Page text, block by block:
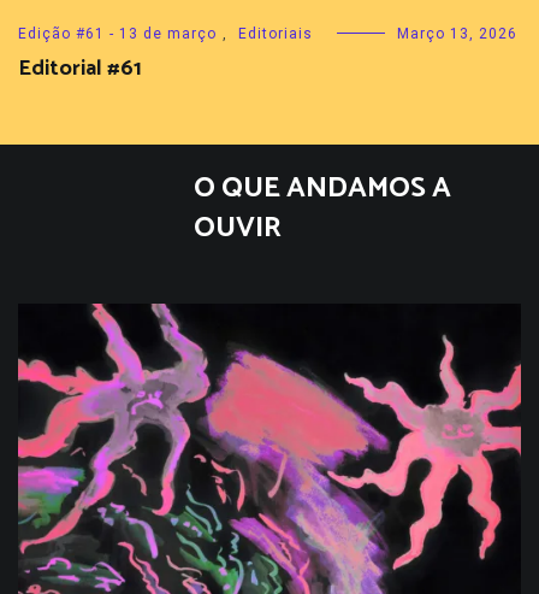
Edição #61 - 13 de março , Editoriais Março 13, 2026
Editorial #61
O QUE ANDAMOS A
OUVIR